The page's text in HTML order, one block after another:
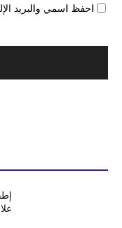
احفظ اسمي والبريد